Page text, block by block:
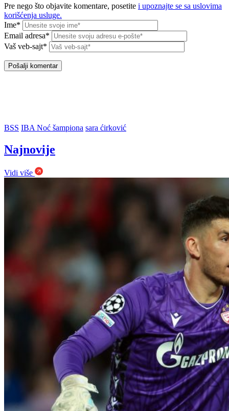
Pre nego što objavite komentare, posetite i upoznajte se sa uslovima
korišćenja usluge.
Ime*
Email adresa*
Vaš veb-sajt*
BSS IBA Noć šampiona sara ćirković
Najnovije
Vidi više